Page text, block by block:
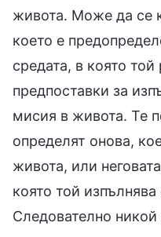
живота. Може да се
което е
средата, в която
предпоставки за
мисия в живота. Те
определят онова,
живота, или
която той
Следователно никой